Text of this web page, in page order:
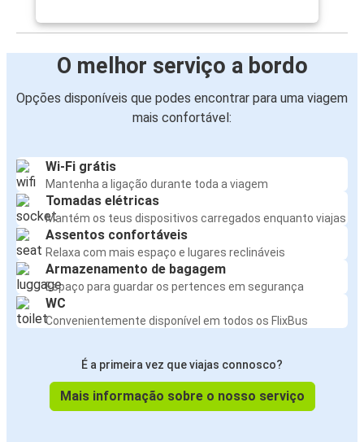
O melhor serviço a bordo
Opções disponíveis que podes encontrar para uma viagem
mais confortável:
Wi-Fi grátis
Mantenha a ligação durante toda a viagem
Tomadas elétricas
Mantém os teus dispositivos carregados enquanto viajas
Assentos confortáveis
Relaxa com mais espaço e lugares reclináveis
Armazenamento de bagagem
Espaço para guardar os pertences em segurança
WC
Convenientemente disponível em todos os FlixBus
É a primeira vez que viajas connosco?
Mais informação sobre o nosso serviço